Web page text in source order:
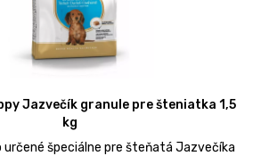
Jazvečík granule pre šteniatka 1,5
kg
určené špeciálne pre šteňatá Jazvečíka